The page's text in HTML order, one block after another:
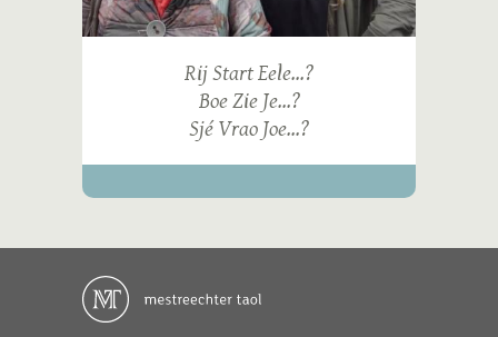
Rij Start Eele...?
Boe Zie Je...?
Sjé Vrao Joe...?